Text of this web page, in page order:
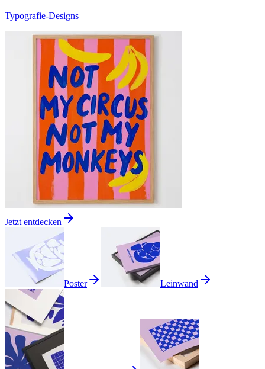
Typografie-Designs
Jetzt entdecken
Poster Leinwand